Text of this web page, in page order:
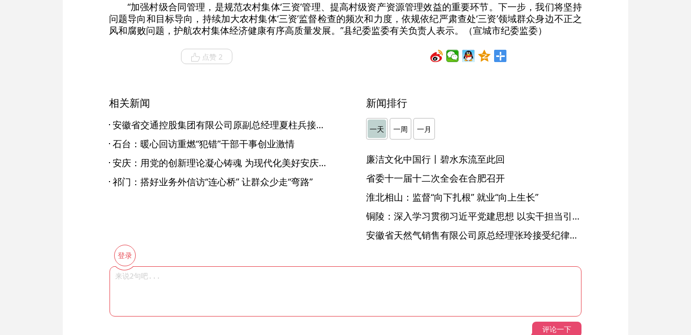
“加强村级合同管理，是规范农村集体‘三资’管理、提高村级资产资源管理效益的重要环节。下一步，我们将坚持
问题导向和目标导向，持续加大农村集体‘三资’监督检查的频次和力度，依规依纪严肃查处‘三资’领域群众身边不正之
风和腐败问题，护航农村集体经济健康有序高质量发展。”县纪委监委有关负责人表示。（宣城市纪委监委）
点赞 2
相关新闻
安徽省交通控股集团有限公司原副总经理夏柱兵接受纪律审查和监察调查
石台：暖心回访重燃“犯错”干部干事创业激情
安庆：用党的创新理论凝心铸魂 为现代化美好安庆建设保驾护航
祁门：搭好业务外信访“连心桥” 让群众少走“弯路”
新闻排行
一天 一周 一月
廉洁文化中国行丨碧水东流至此回
省委十一届十二次全会在合肥召开
淮北相山：监督“向下扎根” 就业“向上生长”
铜陵：深入学习贯彻习近平党建思想 以实干担当引领纪检监察工作高质量发展
安徽省天然气销售有限公司原总经理张玲接受纪律审查和监察调查
登录
评论一下